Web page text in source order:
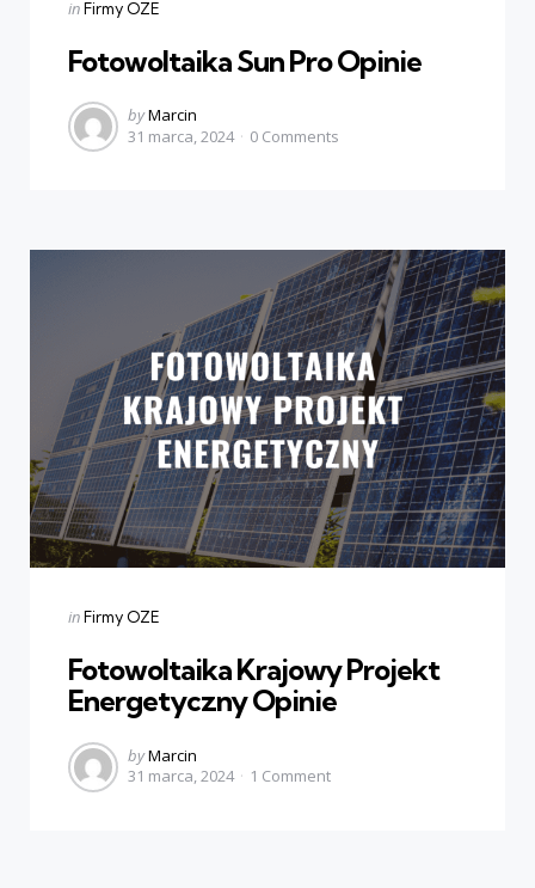
Categories
Posted
inFirmy OZE
Fotowoltaika Sun Pro Opinie
Posted
by
byMarcin
31 marca, 2024
0 Comments
Categories
Posted
inFirmy OZE
Fotowoltaika Krajowy Projekt
Energetyczny Opinie
Posted
by
byMarcin
31 marca, 2024
1 Comment